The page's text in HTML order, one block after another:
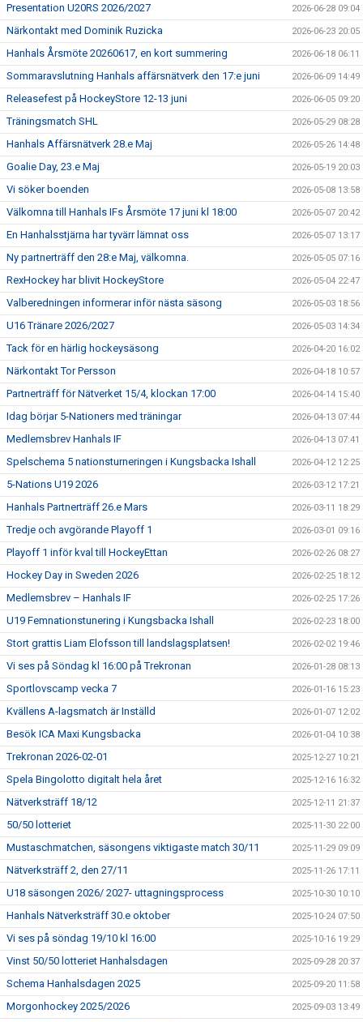
Presentation U20RS 2026/2027 2026-06-28 09:04
Närkontakt med Dominik Ruzicka 2026-06-23 20:05
Hanhals Årsmöte 20260617, en kort summering 2026-06-18 06:11
Sommaravslutning Hanhals affärsnätverk den 17:e juni 2026-06-09 14:49
Releasefest på HockeyStore 12-13 juni 2026-06-05 09:20
Träningsmatch SHL 2026-05-29 08:28
Hanhals Affärsnätverk 28.e Maj 2026-05-26 14:48
Goalie Day, 23.e Maj 2026-05-19 20:03
Vi söker boenden 2026-05-08 13:58
Välkomna till Hanhals IFs Årsmöte 17 juni kl 18:00 2026-05-07 20:42
En Hanhalsstjärna har tyvärr lämnat oss 2026-05-07 13:17
Ny partnerträff den 28:e Maj, välkomna. 2026-05-05 07:16
RexHockey har blivit HockeyStore 2026-05-04 22:47
Valberedningen informerar inför nästa säsong 2026-05-03 18:56
U16 Tränare 2026/2027 2026-05-03 14:34
Tack för en härlig hockeysäsong 2026-04-20 16:02
Närkontakt Tor Persson 2026-04-18 10:57
Partnerträff för Nätverket 15/4, klockan 17:00 2026-04-14 15:40
Idag börjar 5-Nationers med träningar 2026-04-13 07:44
Medlemsbrev Hanhals IF 2026-04-13 07:41
Spelschema 5 nationsturneringen i Kungsbacka Ishall 2026-04-12 12:25
5-Nations U19 2026 2026-03-12 17:21
Hanhals Partnerträff 26.e Mars 2026-03-11 18:29
Tredje och avgörande Playoff 1 2026-03-01 09:16
Playoff 1 inför kval till HockeyEttan 2026-02-26 08:27
Hockey Day in Sweden 2026 2026-02-25 18:12
Medlemsbrev – Hanhals IF 2026-02-25 17:26
U19 Femnationstunering i Kungsbacka Ishall 2026-02-23 18:00
Stort grattis Liam Elofsson till landslagsplatsen! 2026-02-02 19:46
Vi ses på Söndag kl 16:00 på Trekronan 2026-01-28 08:13
Sportlovscamp vecka 7 2026-01-16 15:23
Kvällens A-lagsmatch är Inställd 2026-01-07 12:02
Besök ICA Maxi Kungsbacka 2026-01-04 10:38
Trekronan 2026-02-01 2025-12-27 10:21
Spela Bingolotto digitalt hela året 2025-12-16 16:32
Nätverksträff 18/12 2025-12-11 21:37
50/50 lotteriet 2025-11-30 22:00
Mustaschmatchen, säsongens viktigaste match 30/11 2025-11-29 09:09
Nätverksträff 2, den 27/11 2025-11-26 17:11
U18 säsongen 2026/ 2027- uttagningsprocess 2025-10-30 10:10
Hanhals Nätverksträff 30.e oktober 2025-10-24 07:50
Vi ses på söndag 19/10 kl 16:00 2025-10-16 19:29
Vinst 50/50 lotteriet Hanhalsdagen 2025-09-28 20:37
Schema Hanhalsdagen 2025 2025-09-20 11:58
Morgonhockey 2025/2026 2025-09-03 13:49